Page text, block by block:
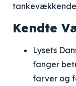
Kendte
Lysets
fanger
farver og